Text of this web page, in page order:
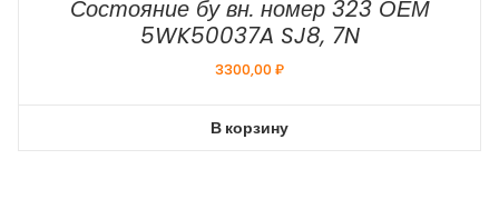
Состояние бу вн. номер 323 ОЕМ
5WK50037A SJ8, 7N
3300,00₽
В корзину